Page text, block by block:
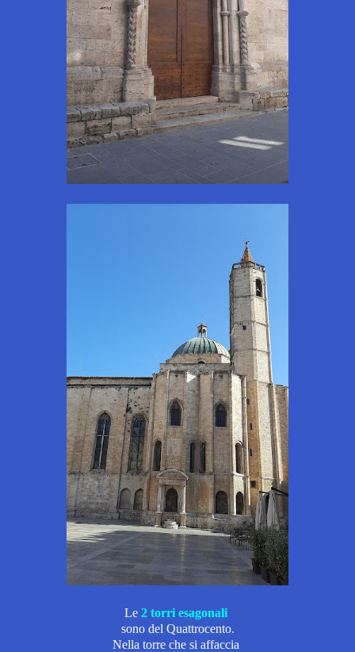
Le 2 torri esagonali
sono del Quattrocento.
Nella torre che si affaccia